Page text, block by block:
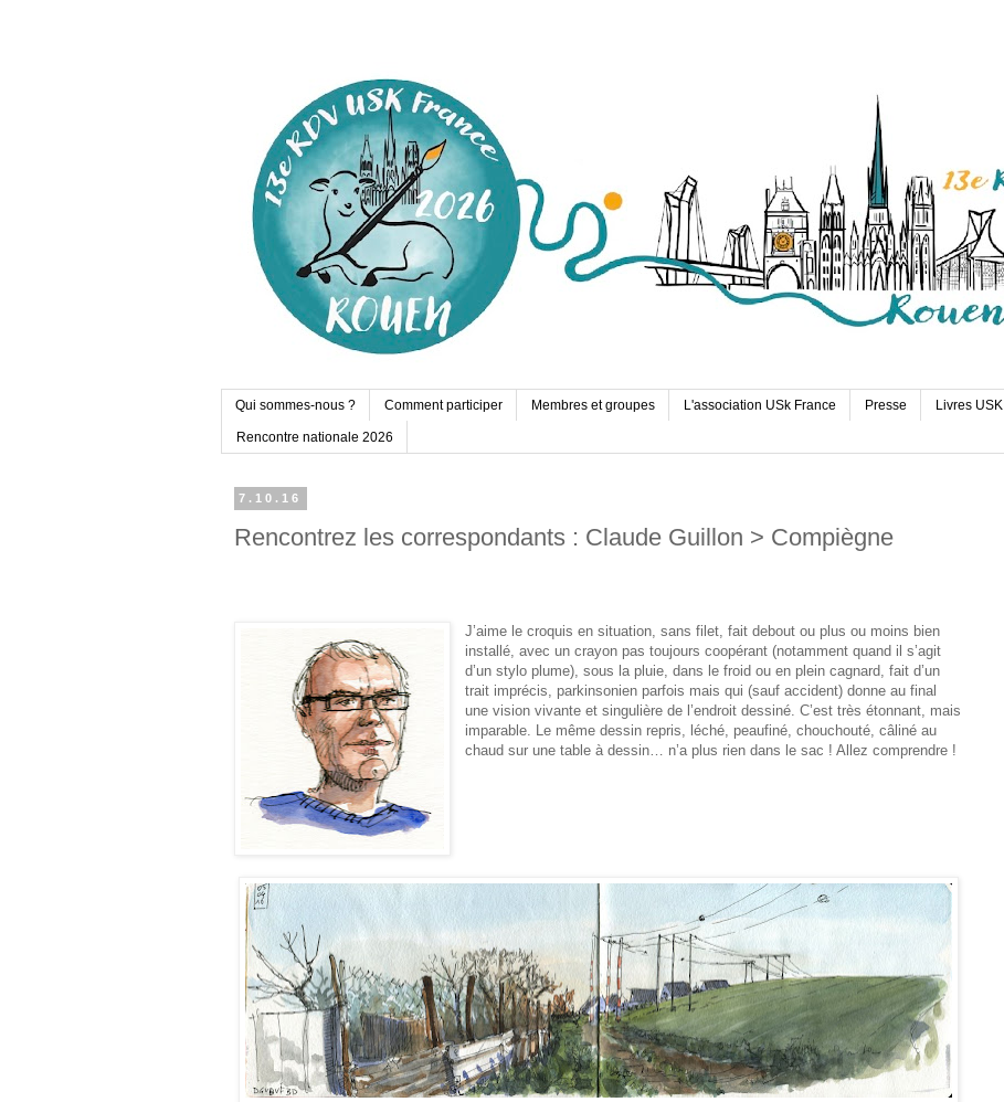
Qui sommes-nous ? Comment participer Membres et groupes L'association USk France Presse Livres USK
Rencontre nationale 2026
7.10.16
Rencontrez les correspondants : Claude Guillon > Compiègne
J’aime le croquis en situation, sans filet, fait debout ou plus ou moins bien
installé, avec un crayon pas toujours coopérant (notamment quand il s’agit
d’un stylo plume), sous la pluie, dans le froid ou en plein cagnard, fait d’un
trait imprécis, parkinsonien parfois mais qui (sauf accident) donne au final
une vision vivante et singulière de l’endroit dessiné. C’est très étonnant, mais
imparable. Le même dessin repris, léché, peaufiné, chouchouté, câliné au
chaud sur une table à dessin… n’a plus rien dans le sac ! Allez comprendre !